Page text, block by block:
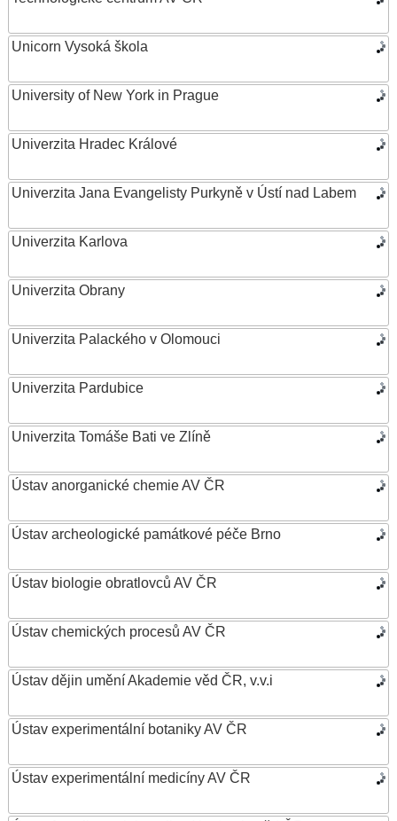
Unicorn Vysoká škola
University of New York in Prague
Univerzita Hradec Králové
Univerzita Jana Evangelisty Purkyně v Ústí nad Labem
Univerzita Karlova
Univerzita Obrany
Univerzita Palackého v Olomouci
Univerzita Pardubice
Univerzita Tomáše Bati ve Zlíně
Ústav anorganické chemie AV ČR
Ústav archeologické památkové péče Brno
Ústav biologie obratlovců AV ČR
Ústav chemických procesů AV ČR
Ústav dějin umění Akademie věd ČR, v.v.i
Ústav experimentální botaniky AV ČR
Ústav experimentální medicíny AV ČR